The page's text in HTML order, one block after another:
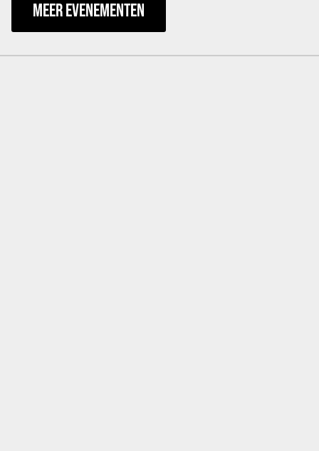
MEER EVENEMENTEN